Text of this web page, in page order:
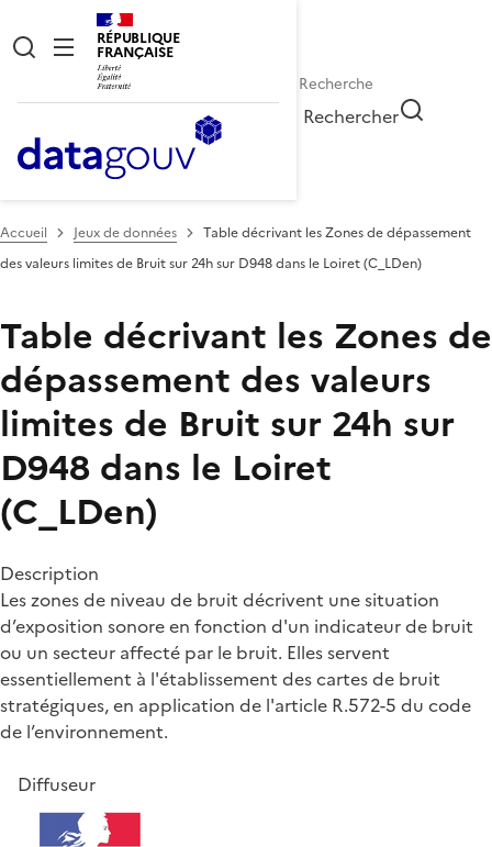
RÉPUBLIQUE
FRANÇAISE
Rechercher
Accueil Jeux de données
Table décrivant les Zones de dépassement
des valeurs limites de Bruit sur 24h sur D948 dans le Loiret (C_LDen)
Table décrivant les Zones de
dépassement des valeurs
limites de Bruit sur 24h sur
D948 dans le Loiret
(C_LDen)
Description
Les zones de niveau de bruit décrivent une situation
d’exposition sonore en fonction d'un indicateur de bruit
ou un secteur affecté par le bruit. Elles servent
essentiellement à l'établissement des cartes de bruit
stratégiques, en application de l'article R.572-5 du code
de l’environnement.
Diffuseur